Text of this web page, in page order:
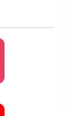
ने
बूथों का